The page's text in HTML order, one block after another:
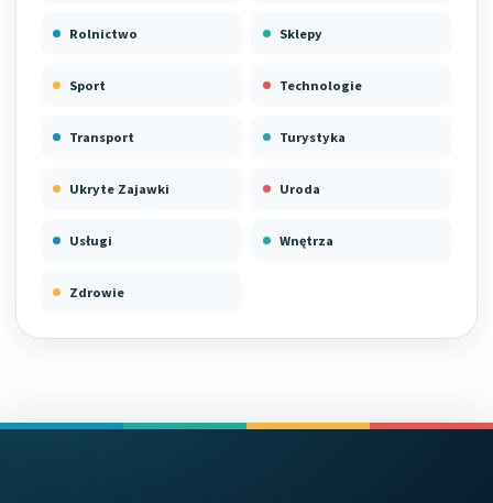
Rolnictwo Sklepy
Sport Technologie
Transport Turystyka
Ukryte Zajawki Uroda
Usługi Wnętrza
Zdrowie